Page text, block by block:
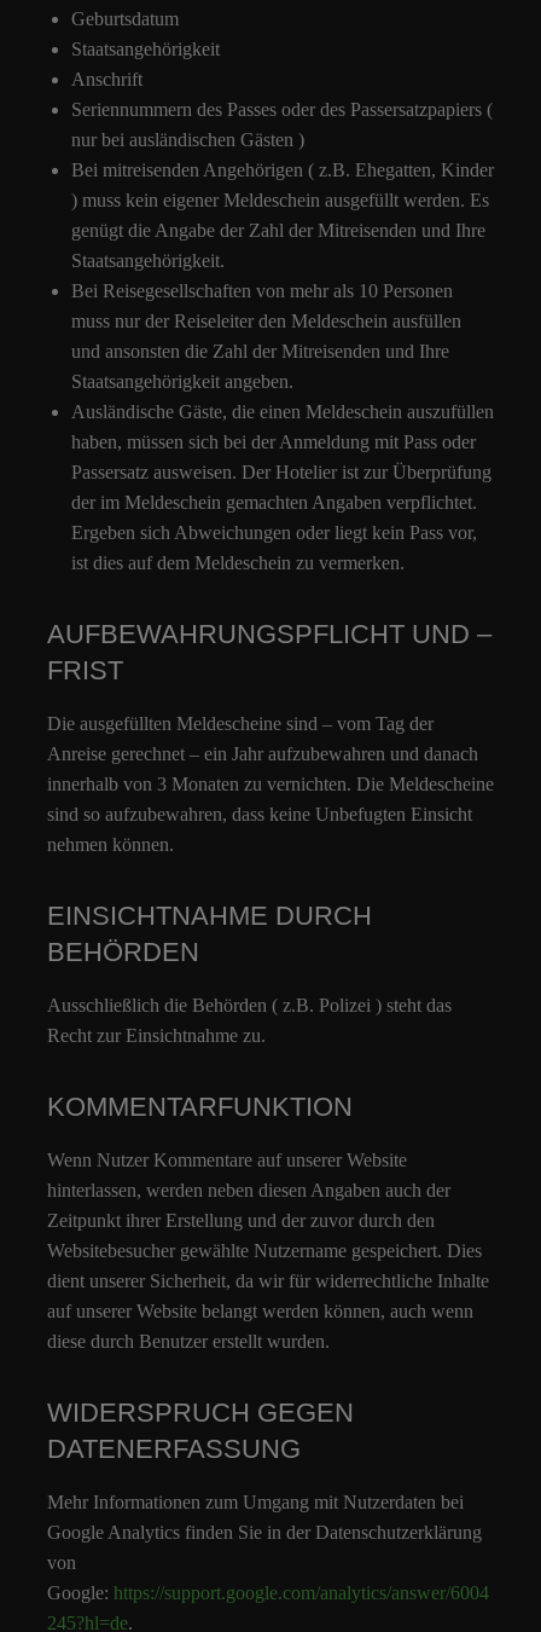
Geburtsdatum
Staatsangehörigkeit
Anschrift
Seriennummern des Passes oder des Passersatzpapiers (
nur bei ausländischen Gästen )
Bei mitreisenden Angehörigen ( z.B. Ehegatten, Kinder
) muss kein eigener Meldeschein ausgefüllt werden. Es
genügt die Angabe der Zahl der Mitreisenden und Ihre
Staatsangehörigkeit.
Bei Reisegesellschaften von mehr als 10 Personen
muss nur der Reiseleiter den Meldeschein ausfüllen
und ansonsten die Zahl der Mitreisenden und Ihre
Staatsangehörigkeit angeben.
Ausländische Gäste, die einen Meldeschein auszufüllen
haben, müssen sich bei der Anmeldung mit Pass oder
Passersatz ausweisen. Der Hotelier ist zur Überprüfung
der im Meldeschein gemachten Angaben verpflichtet.
Ergeben sich Abweichungen oder liegt kein Pass vor,
ist dies auf dem Meldeschein zu vermerken.
AUFBEWAHRUNGSPFLICHT UND –
FRIST
Die ausgefüllten Meldescheine sind – vom Tag der
Anreise gerechnet – ein Jahr aufzubewahren und danach
innerhalb von 3 Monaten zu vernichten. Die Meldescheine
sind so aufzubewahren, dass keine Unbefugten Einsicht
nehmen können.
EINSICHTNAHME DURCH
BEHÖRDEN
Ausschließlich die Behörden ( z.B. Polizei ) steht das
Recht zur Einsichtnahme zu.
KOMMENTARFUNKTION
Wenn Nutzer Kommentare auf unserer Website
hinterlassen, werden neben diesen Angaben auch der
Zeitpunkt ihrer Erstellung und der zuvor durch den
Websitebesucher gewählte Nutzername gespeichert. Dies
dient unserer Sicherheit, da wir für widerrechtliche Inhalte
auf unserer Website belangt werden können, auch wenn
diese durch Benutzer erstellt wurden.
WIDERSPRUCH GEGEN
DATENERFASSUNG
Mehr Informationen zum Umgang mit Nutzerdaten bei
Google Analytics finden Sie in der Datenschutzerklärung
von
Google: https://support.google.com/analytics/answer/6004
245?hl=de.